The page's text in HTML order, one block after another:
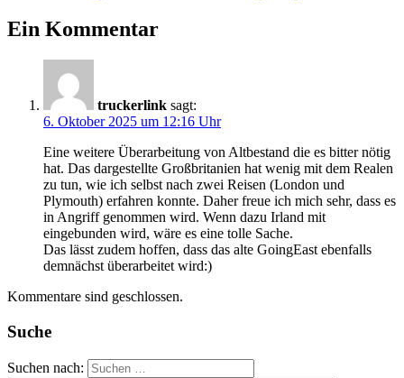
Ein Kommentar
truckerlink sagt:
6. Oktober 2025 um 12:16 Uhr
Eine weitere Überarbeitung von Altbestand die es bitter nötig
hat. Das dargestellte Großbritanien hat wenig mit dem Realen
zu tun, wie ich selbst nach zwei Reisen (London und
Plymouth) erfahren konnte. Daher freue ich mich sehr, dass es
in Angriff genommen wird. Wenn dazu Irland mit
eingebunden wird, wäre es eine tolle Sache.
Das lässt zudem hoffen, dass das alte GoingEast ebenfalls
demnächst überarbeitet wird:)
Kommentare sind geschlossen.
Suche
Suchen nach: